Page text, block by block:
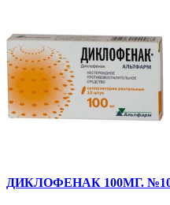
ДИКЛОФЕНАК 100МГ.